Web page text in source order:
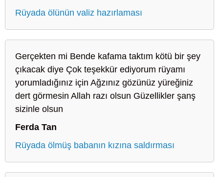
Rüyada ölünün valiz hazırlaması
Gerçekten mi Bende kafama taktım kötü bir şey
çıkacak diye Çok teşekkür ediyorum rüyamı
yorumladığınız için Ağzınız gözünüz yüreğiniz
dert görmesin Allah razı olsun Güzellikler şanş
sizinle olsun
Ferda Tan
Rüyada ölmüş babanın kızına saldırması